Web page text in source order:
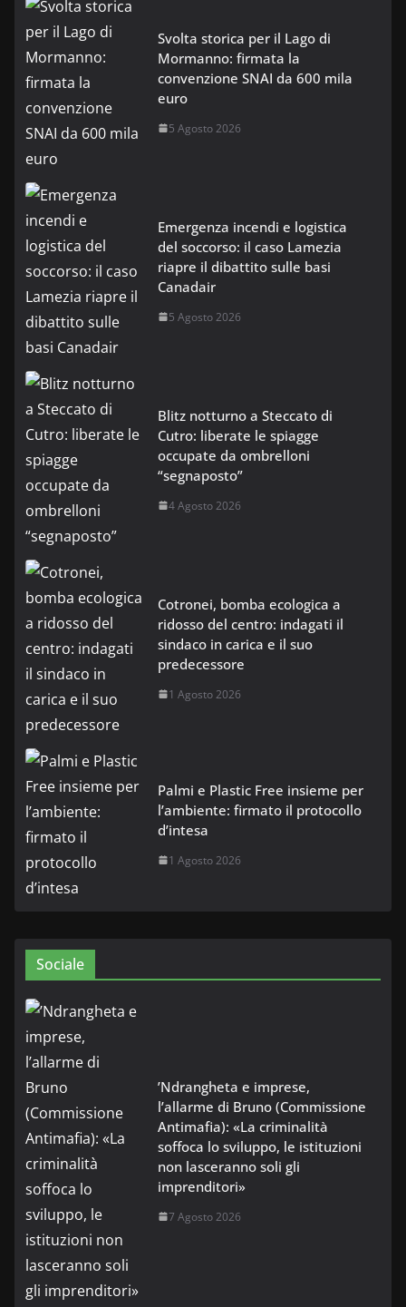
Svolta storica per il Lago di
Mormanno: firmata la
convenzione SNAI da 600 mila
euro
5 Agosto 2026
Emergenza incendi e logistica
del soccorso: il caso Lamezia
riapre il dibattito sulle basi
Canadair
5 Agosto 2026
Blitz notturno a Steccato di
Cutro: liberate le spiagge
occupate da ombrelloni
“segnaposto”
4 Agosto 2026
Cotronei, bomba ecologica a
ridosso del centro: indagati il
sindaco in carica e il suo
predecessore
1 Agosto 2026
Palmi e Plastic Free insieme per
l’ambiente: firmato il protocollo
d’intesa
1 Agosto 2026
Sociale
’Ndrangheta e imprese,
l’allarme di Bruno (Commissione
Antimafia): «La criminalità
soffoca lo sviluppo, le istituzioni
non lasceranno soli gli
imprenditori»
7 Agosto 2026